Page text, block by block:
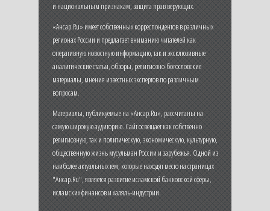
и национальным признакам, защита прав верующих.
«Ансар.Ru» имеет собственных корреспондентов в различных
регионах России и предлагает вниманию читателей как
оперативную новостную информацию, так и эксклюзивные
аналитические статьи, обзоры, религиозно-богословские
материалы, мнения известных экспертов по различным
вопросам.
Материалы, публикуемые на «Ансар.Ru», рассчитаны на
самую широкую аудиторию. Сайт освещает как собственно
религиозную, так и политическую, экономическую, культурную,
общественную жизнь мусульман России и зарубежья. Одной из
наиболее актуальных тем, которые находят место на страницах
"Ансар.Ru", является развитие исламской банковской сферы,
исламских финансов и халяль-индустрии.